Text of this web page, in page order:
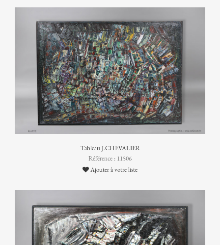
Tableau J.CHEVALIER
Référence : 11506
Ajouter à votre liste